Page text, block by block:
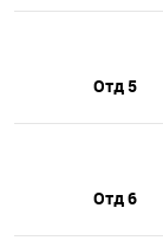
Отд 5
Отд 6